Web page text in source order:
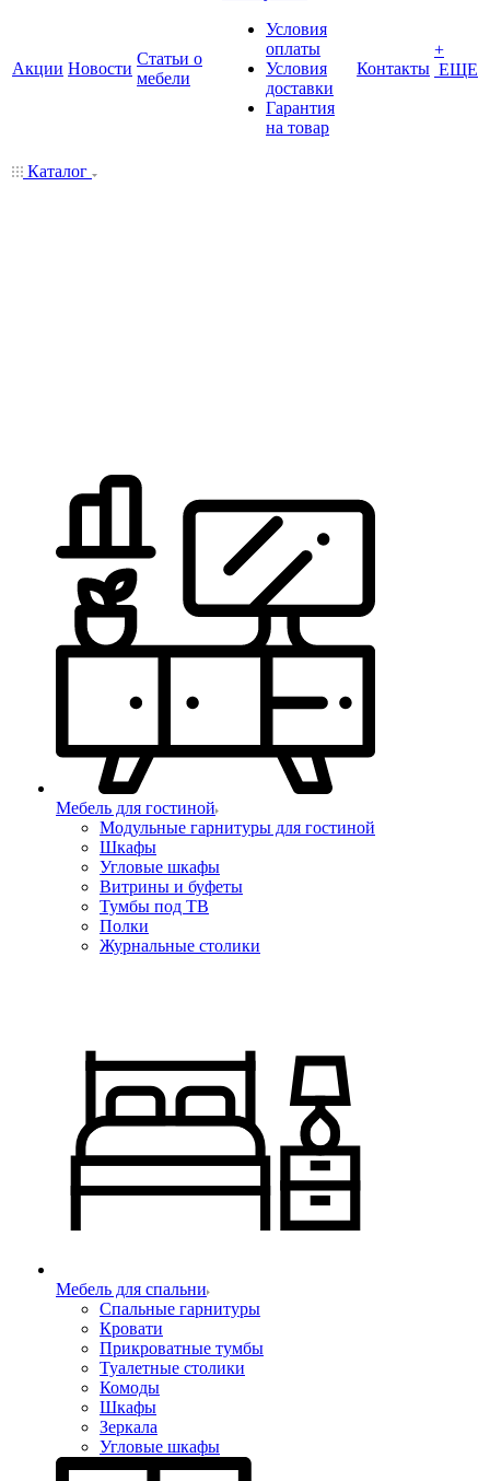
Акции Новости
Статьи о
мебели
Условия
оплаты
Условия
доставки
Гарантия
на товар
Контакты
+
ЕЩЕ
Каталог
Мебель для гостиной
Модульные гарнитуры для гостиной
Шкафы
Угловые шкафы
Витрины и буфеты
Тумбы под ТВ
Полки
Журнальные столики
Мебель для спальни
Спальные гарнитуры
Кровати
Прикроватные тумбы
Туалетные столики
Комоды
Шкафы
Зеркала
Угловые шкафы